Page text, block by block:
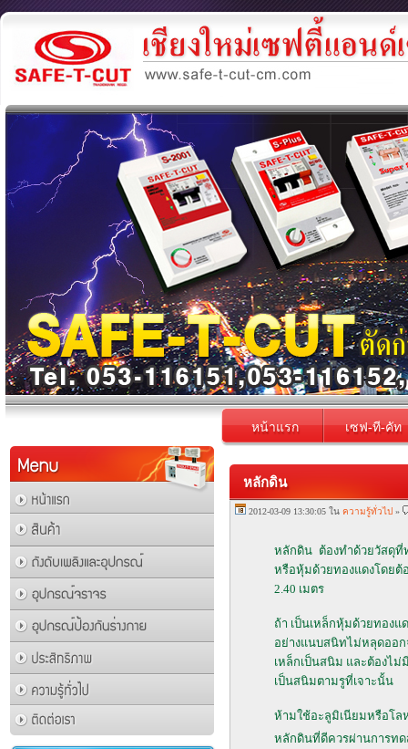
หน้าแรก เซฟ-ที-คัท
หลักดิน
2012-03-09 13:30:05 ใน ความรู้ทั่วไป »
หลักดิน ต้องทำด้วยวัสดุที่
หรือหุ้มด้วยทองแดงโดย
2.40 เมตร
ถ้า เป็นเหล็กหุ้มด้วยทองแ
อย่างแนบสนิทไม่หลุดออ
เหล็กเป็นสนิม และต้องไม่
เป็นสนิมตามรูที่เจาะนั้น
ห้ามใช้อะลูมิเนียมหรือโล
หลักดินที่ดีควรผ่านการทด